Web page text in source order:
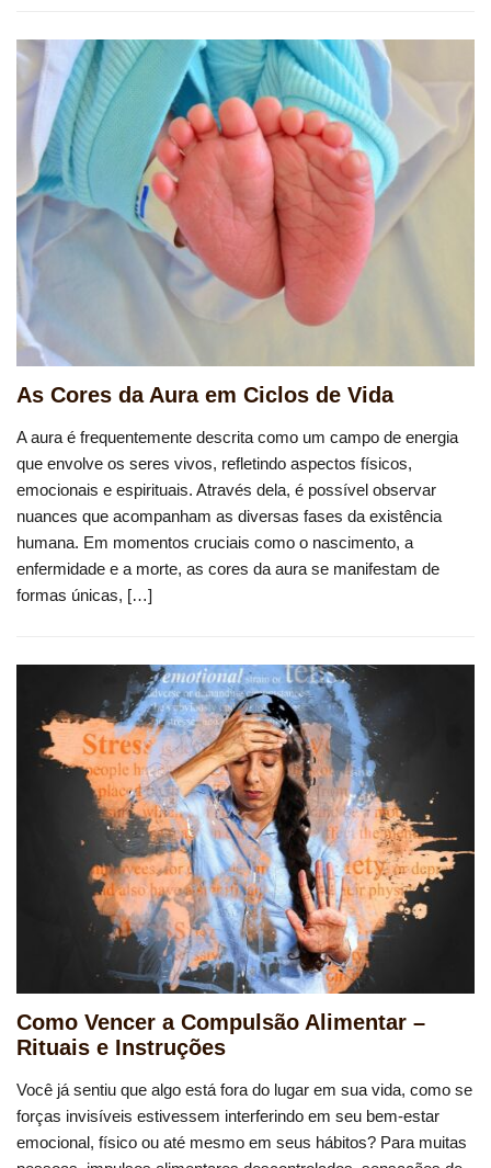
As Cores da Aura em Ciclos de Vida
A aura é frequentemente descrita como um campo de energia
que envolve os seres vivos, refletindo aspectos físicos,
emocionais e espirituais. Através dela, é possível observar
nuances que acompanham as diversas fases da existência
humana. Em momentos cruciais como o nascimento, a
enfermidade e a morte, as cores da aura se manifestam de
formas únicas, […]
Como Vencer a Compulsão Alimentar –
Rituais e Instruções
Você já sentiu que algo está fora do lugar em sua vida, como se
forças invisíveis estivessem interferindo em seu bem-estar
emocional, físico ou até mesmo em seus hábitos? Para muitas